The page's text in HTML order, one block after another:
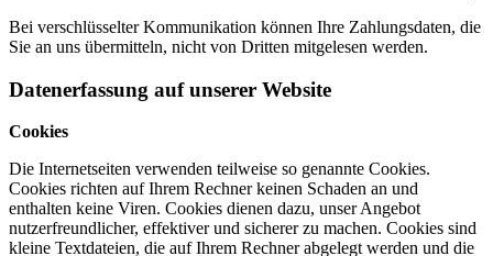
Bei verschlüsselter Kommunikation können Ihre Zahlungsdaten, die
Sie an uns übermitteln, nicht von Dritten mitgelesen werden.
Datenerfassung auf unserer Website
Cookies
Die Internetseiten verwenden teilweise so genannte Cookies.
Cookies richten auf Ihrem Rechner keinen Schaden an und
enthalten keine Viren. Cookies dienen dazu, unser Angebot
nutzerfreundlicher, effektiver und sicherer zu machen. Cookies sind
kleine Textdateien, die auf Ihrem Rechner abgelegt werden und die